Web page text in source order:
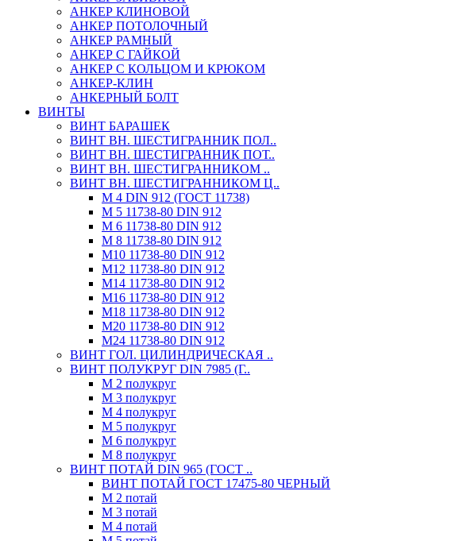
АНКЕР КЛИНОВОЙ
АНКЕР ПОТОЛОЧНЫЙ
АНКЕР РАМНЫЙ
АНКЕР С ГАЙКОЙ
АНКЕР С КОЛЬЦОМ И КРЮКОМ
АНКЕР-КЛИН
АНКЕРНЫЙ БОЛТ
ВИНТЫ
ВИНТ БАРАШЕК
ВИНТ ВН. ШЕСТИГРАННИК ПОЛ..
ВИНТ ВН. ШЕСТИГРАННИК ПОТ..
ВИНТ ВН. ШЕСТИГРАННИКОМ ..
ВИНТ ВН. ШЕСТИГРАННИКОМ Ц..
М 4 DIN 912 (ГОСТ 11738)
М 5 11738-80 DIN 912
М 6 11738-80 DIN 912
М 8 11738-80 DIN 912
М10 11738-80 DIN 912
М12 11738-80 DIN 912
М14 11738-80 DIN 912
М16 11738-80 DIN 912
М18 11738-80 DIN 912
М20 11738-80 DIN 912
М24 11738-80 DIN 912
ВИНТ ГОЛ. ЦИЛИНДРИЧЕСКАЯ ..
ВИНТ ПОЛУКРУГ DIN 7985 (Г..
М 2 полукруг
М 3 полукруг
М 4 полукруг
М 5 полукруг
М 6 полукруг
М 8 полукруг
ВИНТ ПОТАЙ DIN 965 (ГОСТ ..
ВИНТ ПОТАЙ ГОСТ 17475-80 ЧЕРНЫЙ
М 2 потай
М 3 потай
М 4 потай